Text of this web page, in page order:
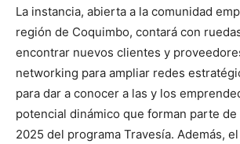
La instancia, abierta a la comunidad
región de Coquimbo, contará con
encontrar nuevos clientes y
networking para ampliar redes
para dar a conocer a las y los
potencial dinámico que forman parte
2025 del programa Travesía. Además,